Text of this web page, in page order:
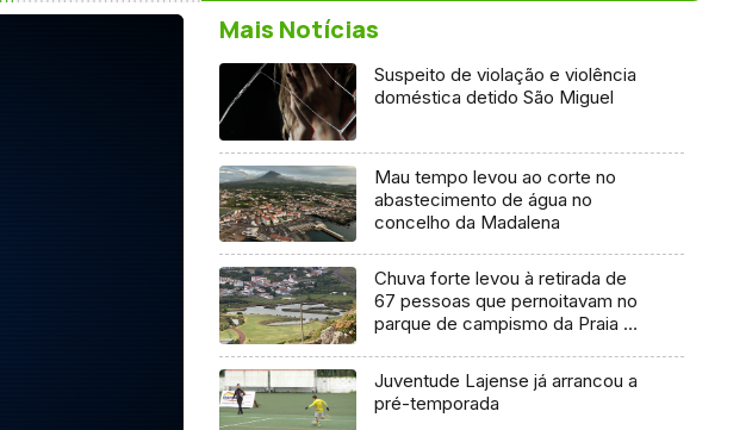
Mais Notícias
Suspeito de violação e violência
doméstica detido São Miguel
Mau tempo levou ao corte no
abastecimento de água no
concelho da Madalena
Chuva forte levou à retirada de
67 pessoas que pernoitavam no
parque de campismo da Praia da
Juventude Lajense já arrancou a
pré-temporada